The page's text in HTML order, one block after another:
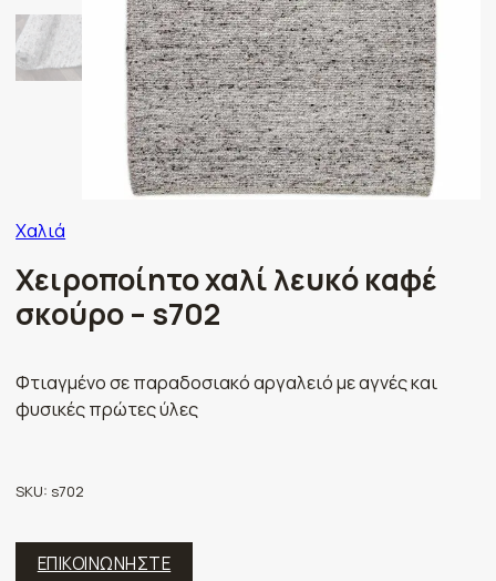
Χαλιά
Χειροποίητο χαλί λευκό καφέ
σκούρο – s702
Φτιαγμένο σε παραδοσιακό αργαλειό με αγνές και
φυσικές πρώτες ύλες
SKU:s702
ΕΠΙΚΟΙΝΩΝΗΣΤΕ